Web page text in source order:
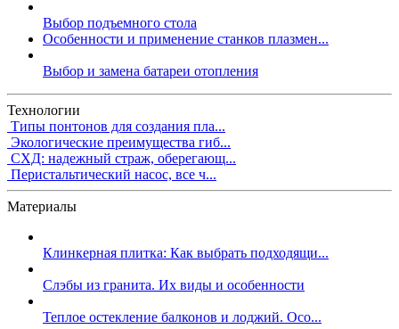
Выбор подъемного стола
Особенности и применение станков плазмен...
Выбор и замена батареи отопления
Технологии
Типы понтонов для создания пла...
Экологические преимущества гиб...
СХД: надежный страж, оберегающ...
Перистальтический насос, все ч...
Материалы
Клинкерная плитка: Как выбрать подходящи...
Слэбы из гранита. Их виды и особенности
Теплое остекление балконов и лоджий. Осо...